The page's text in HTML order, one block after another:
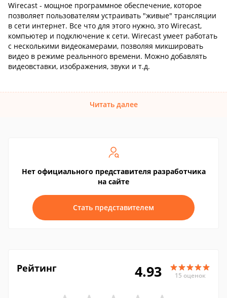
Wirecast - мощное программное обеспечение, которое
позволяет пользователям устраивать "живые" трансляции
в сети интернет. Все что для этого нужно, это Wirecast,
компьютер и подключение к сети. Wirecast умеет работать
с несколькими видеокамерами, позволяя микшировать
видео в режиме реальнного времени. Можно добавлять
видеовставки, изображения, звуки и т.д.
Читать далее
Нет официального представителя разработчика
на сайте
Стать представителем
Рейтинг 4.93 15 оценок